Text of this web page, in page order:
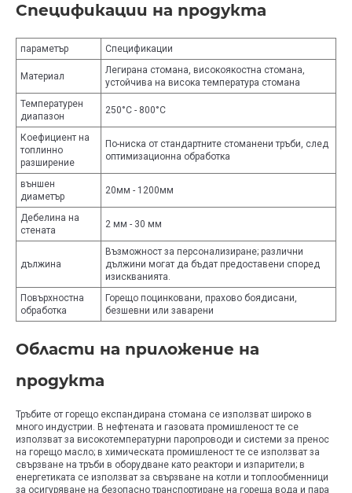
Спецификации на продукта
параметър Спецификации
Материал
Легирана стомана, високоякостна стомана,
устойчива на висока температура стомана
Температурен
диапазон
250°C - 800°C
Коефициент на
топлинно
разширение
По-ниска от стандартните стоманени тръби, след
оптимизационна обработка
външен
диаметър
20мм - 1200мм
Дебелина на
стената
2 мм - 30 мм
дължина
Възможност за персонализиране; различни
дължини могат да бъдат предоставени според
изискванията.
Повърхностна
обработка
Горещо поцинковани, прахово боядисани,
безшевни или заварени
Области на приложение на
продукта
Тръбите от горещо експандирана стомана се използват широко в
много индустрии. В нефтената и газовата промишленост те се
използват за високотемпературни паропроводи и системи за пренос
на горещо масло; в химическата промишленост те се използват за
свързване на тръби в оборудване като реактори и изпарители; в
енергетиката се използват за свързване на котли и топлообменници
за осигуряване на безопасно транспортиране на гореща вода и пара